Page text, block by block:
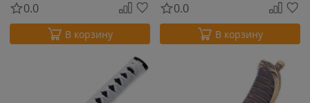
0.0
В корзину
0.0
В корзину